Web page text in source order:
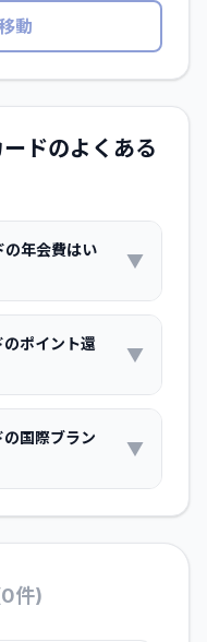
動
ドのよくある
年会費はい
▼
ポイント還
▼
国際ブラン
▼
0件)